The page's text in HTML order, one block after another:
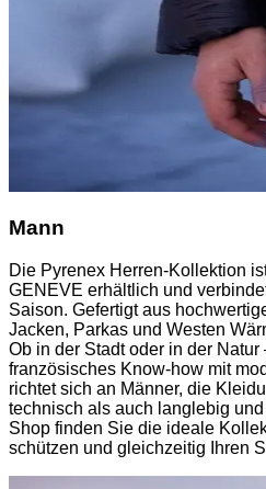
Mann
Die Pyrenex Herren-Kollektion
GENEVE erhältlich und
Saison. Gefertigt aus
Jacken, Parkas und Westen
Ob in der Stadt oder in der
französisches Know-how mit
richtet sich an Männer, die
technisch als auch langlebig
Shop finden Sie die ideale
schützen und gleichzeitig Ihren